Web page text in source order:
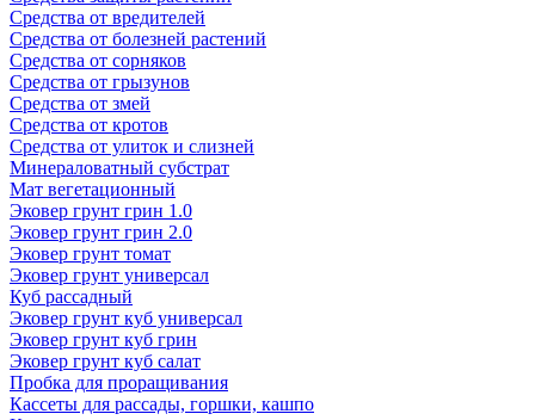
Средства от вредителей
Средства от болезней растений
Средства от сорняков
Средства от грызунов
Средства от змей
Средства от кротов
Средства от улиток и слизней
Минераловатный субстрат
Мат вегетационный
Эковер грунт грин 1.0
Эковер грунт грин 2.0
Эковер грунт томат
Эковер грунт универсал
Куб рассадный
Эковер грунт куб универсал
Эковер грунт куб грин
Эковер грунт куб салат
Пробка для проращивания
Кассеты для рассады, горшки, кашпо